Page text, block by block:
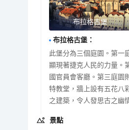
布拉格古堡
布拉格古堡 ：
此堡分為三個庭園。第一
顯現著捷克人民的力量。
國官員會客廳。第三庭園
特教堂，牆上設有五花八
之建築，令人發思古之幽
景點